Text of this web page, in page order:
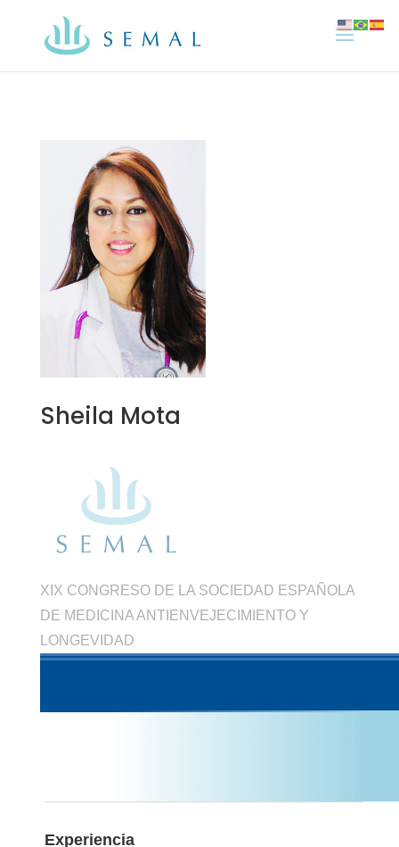
Sheila Mota
XIX CONGRESO DE LA SOCIEDAD ESPAÑOLA
DE MEDICINA ANTIENVEJECIMIENTO Y
LONGEVIDAD
Experiencia